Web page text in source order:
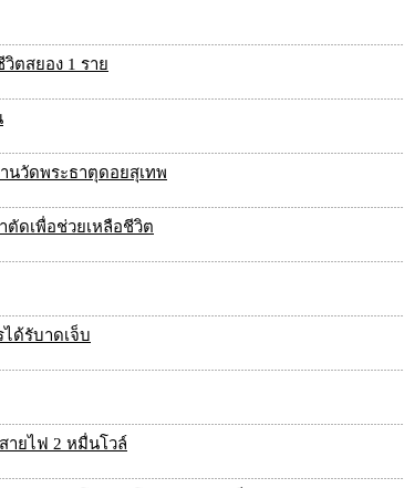
ตสยอง 1 ราย
นวัดพระธาตุดอยสุเทพ
ดเพื่อช่วยเหลือชีวิต
ด้รับาดเจ็บ
ายไฟ 2 หมื่นโวล์